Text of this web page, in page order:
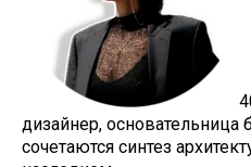
дизайнер, основательница
сочетаются синтез